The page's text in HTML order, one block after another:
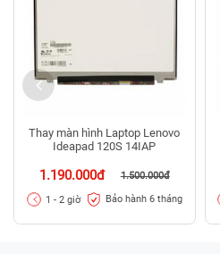
Thay màn hình Laptop Lenovo
Ideapad 120S 14IAP
1.190.000đ 1.500.000đ
1 - 2 giờ Bảo hành 6 tháng